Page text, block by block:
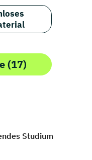
(17)
Studium